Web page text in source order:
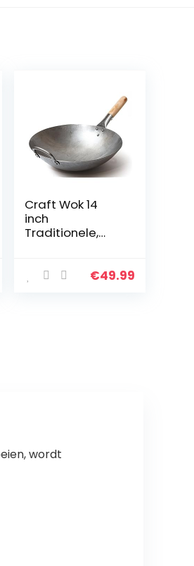
Craft Wok 14
inch
Traditionele,
koolstofstalen
€49.99
wordt